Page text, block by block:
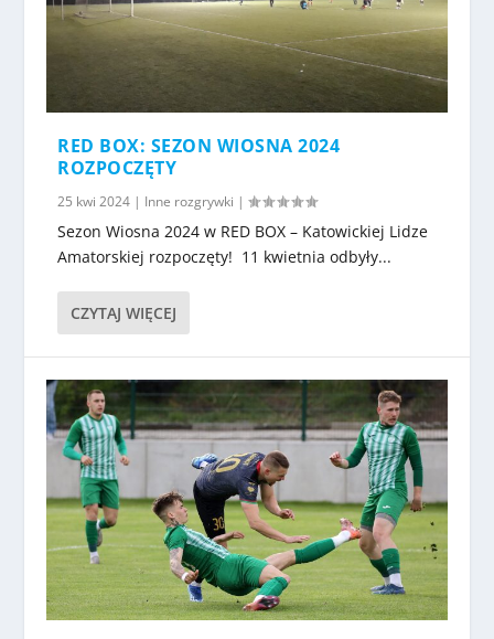
RED BOX: SEZON WIOSNA 2024
ROZPOCZĘTY
25 kwi 2024 | Inne rozgrywki |
Sezon Wiosna 2024 w RED BOX – Katowickiej Lidze
Amatorskiej rozpoczęty! 11 kwietnia odbyły...
CZYTAJ WIĘCEJ